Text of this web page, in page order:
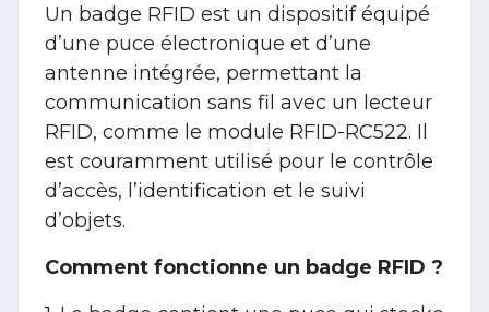
Un badge RFID est un dispositif équipé
d’une puce électronique et d’une
antenne intégrée, permettant la
communication sans fil avec un lecteur
RFID, comme le module RFID-RC522. Il
est couramment utilisé pour le contrôle
d’accès, l’identification et le suivi
d’objets.
Comment fonctionne un badge RFID ?